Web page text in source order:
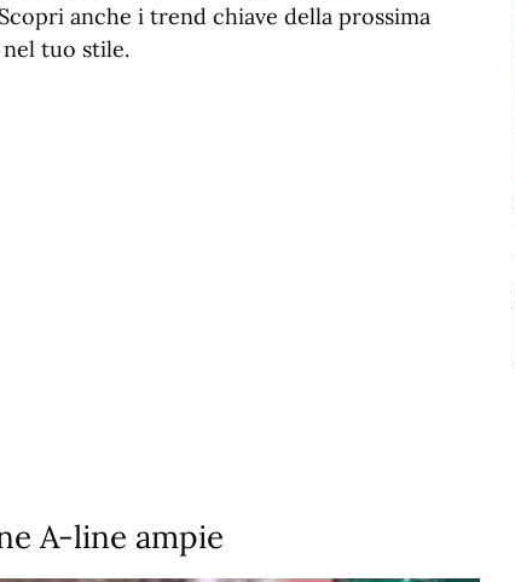
anche i trend chiave della prossima
tuo stile.
A-line ampie